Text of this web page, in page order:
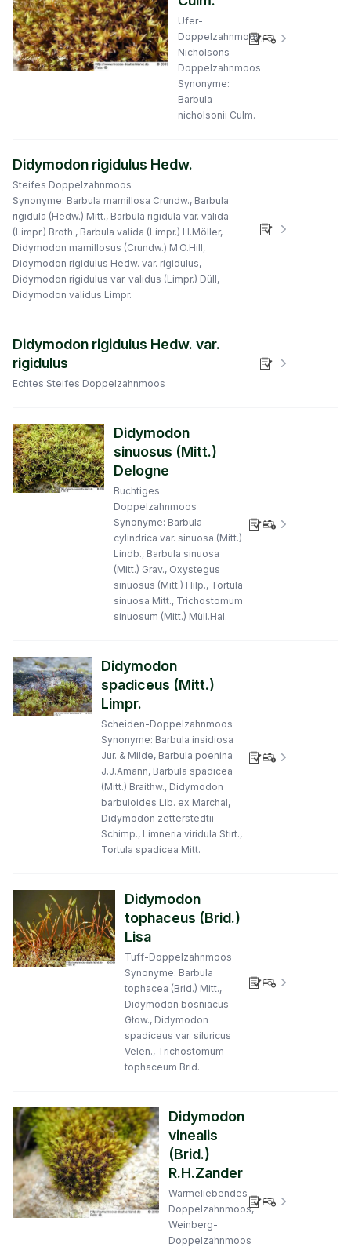
Ufer-
Doppelzahnmoos,
Nicholsons
Doppelzahnmoos
Synonyme:
Barbula
nicholsonii Culm.
Didymodon rigidulus Hedw.
Steifes Doppelzahnmoos
Synonyme: Barbula mamillosa Crundw., Barbula
rigidula (Hedw.) Mitt., Barbula rigidula var. valida
(Limpr.) Broth., Barbula valida (Limpr.) H.Möller,
Didymodon mamillosus (Crundw.) M.O.Hill,
Didymodon rigidulus Hedw. var. rigidulus,
Didymodon rigidulus var. validus (Limpr.) Düll,
Didymodon validus Limpr.
Didymodon rigidulus Hedw. var.
rigidulus
Echtes Steifes Doppelzahnmoos
Didymodon
sinuosus (Mitt.)
Delogne
Buchtiges
Doppelzahnmoos
Synonyme: Barbula
cylindrica var. sinuosa (Mitt.)
Lindb., Barbula sinuosa
(Mitt.) Grav., Oxystegus
sinuosus (Mitt.) Hilp., Tortula
sinuosa Mitt., Trichostomum
sinuosum (Mitt.) Müll.Hal.
Didymodon
spadiceus (Mitt.)
Limpr.
Scheiden-Doppelzahnmoos
Synonyme: Barbula insidiosa
Jur. & Milde, Barbula poenina
J.J.Amann, Barbula spadicea
(Mitt.) Braithw., Didymodon
barbuloides Lib. ex Marchal,
Didymodon zetterstedtii
Schimp., Limneria viridula Stirt.,
Tortula spadicea Mitt.
Didymodon
tophaceus (Brid.)
Lisa
Tuff-Doppelzahnmoos
Synonyme: Barbula
tophacea (Brid.) Mitt.,
Didymodon bosniacus
Głow., Didymodon
spadiceus var. siluricus
Velen., Trichostomum
tophaceum Brid.
Didymodon
vinealis
(Brid.)
R.H.Zander
Wärmeliebendes
Doppelzahnmoos,
Weinberg-
Doppelzahnmoos